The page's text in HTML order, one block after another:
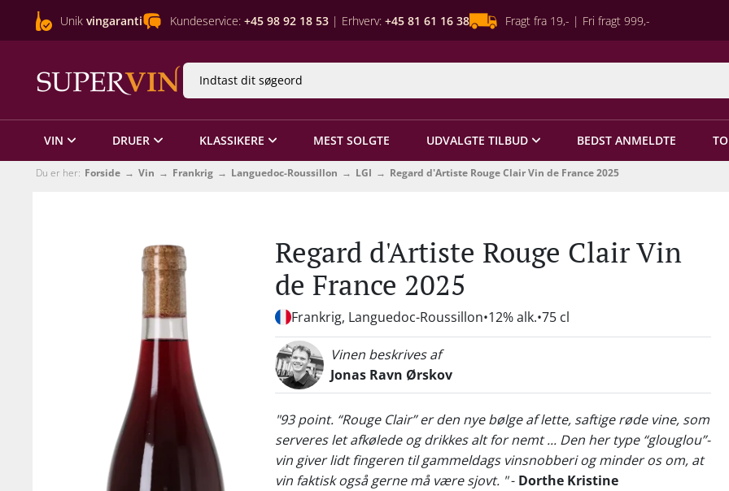
Unik vingaranti Kundeservice: +45 98 92 18 53 | Erhverv: +45 81 61 16 38 Fragt fra 19,- | Fri fragt 999,-
VIN DRUER KLASSIKERE MEST SOLGTE UDVALGTE TILBUD BEDST ANMELDTE
Du er her: Forside Vin Frankrig Languedoc-Roussillon LGI Regard d'Artiste Rouge Clair Vin de France 2025
Regard d'Artiste Rouge Clair Vin
de France 2025
Frankrig, Languedoc-Roussillon 12% alk. 75 cl
Vinen beskrives af
Jonas Ravn Ørskov
"93 point. “Rouge Clair” er den nye bølge af lette, saftige røde vine, som
serveres let afkølede og drikkes alt for nemt ... Den her type “glouglou”-
vin giver lidt fingeren til gammeldags vinsnobberi og minder os om, at
vin faktisk også gerne må være sjovt. "- Dorthe Kristine